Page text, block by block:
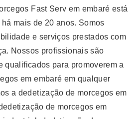
Fast Serv em embaré está
mais de 20 anos. Somos
e serviços prestados com
Nossos profissionais são
qualificados para promoverem a
em embaré em qualquer
a dedetização de morcegos em
de morcegos em